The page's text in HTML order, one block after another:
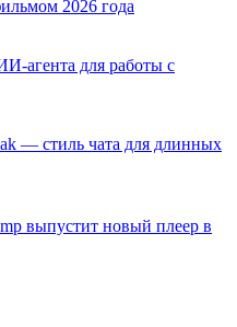
2026 года
агента для работы с
— стиль чата для длинных
выпустит новый плеер в